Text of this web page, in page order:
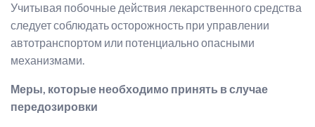
Учитывая побочные действия лекарственного средства
следует соблюдать осторожность при управлении
автотранспортом или потенциально опасными
механизмами.
Меры, которые необходимо принять в случае
передозировки